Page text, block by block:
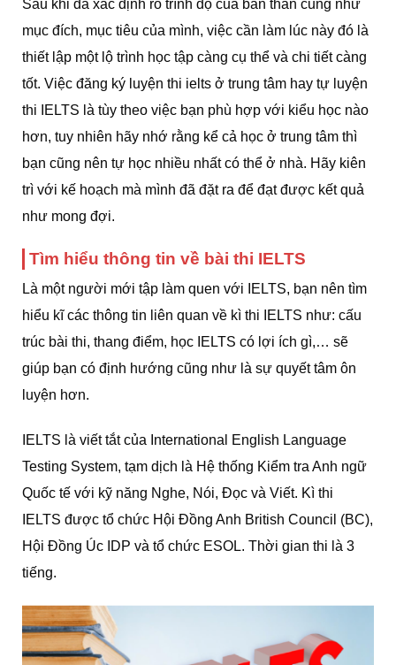
Sau khi đã xác định rõ trình độ của bản thân cũng như
mục đích, mục tiêu của mình, việc cần làm lúc này đó là
thiết lập một lộ trình học tập càng cụ thể và chi tiết càng
tốt. Việc đăng ký luyện thi ielts ở trung tâm hay tự luyện
thi IELTS là tùy theo việc bạn phù hợp với kiểu học nào
hơn, tuy nhiên hãy nhớ rằng kể cả học ở trung tâm thì
bạn cũng nên tự học nhiều nhất có thể ở nhà. Hãy kiên
trì với kế hoạch mà mình đã đặt ra để đạt được kết quả
như mong đợi.
Tìm hiểu thông tin về bài thi IELTS
Là một người mới tập làm quen với IELTS, bạn nên tìm
hiểu kĩ các thông tin liên quan về kì thi IELTS như: cấu
trúc bài thi, thang điểm, học IELTS có lợi ích gì,… sẽ
giúp bạn có định hướng cũng như là sự quyết tâm ôn
luyện hơn.
IELTS là viết tắt của International English Language
Testing System, tạm dịch là Hệ thống Kiểm tra Anh ngữ
Quốc tế với kỹ năng Nghe, Nói, Đọc và Viết. Kì thi
IELTS được tổ chức Hội Đồng Anh British Council (BC),
Hội Đồng Úc IDP và tổ chức ESOL. Thời gian thi là 3
tiếng.